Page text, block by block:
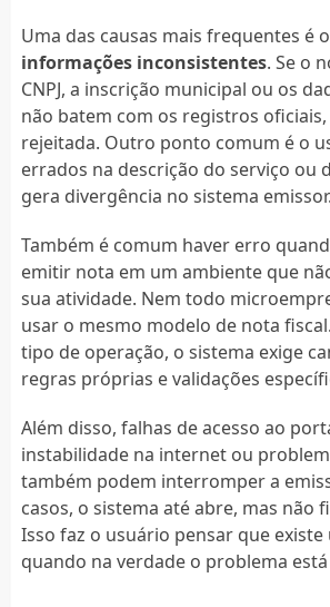
Uma das causas mais frequentes é o
informações inconsistentes. Se o
CNPJ, a inscrição municipal ou os
não batem com os registros
rejeitada. Outro ponto comum é o
errados na descrição do serviço ou
gera divergência no sistema emissor.
Também é comum haver erro
emitir nota em um ambiente que
sua atividade. Nem todo
usar o mesmo modelo de nota
tipo de operação, o sistema exige
regras próprias e validações
Além disso, falhas de acesso ao
instabilidade na internet ou
também podem interromper a
casos, o sistema até abre, mas não
Isso faz o usuário pensar que
quando na verdade o problema